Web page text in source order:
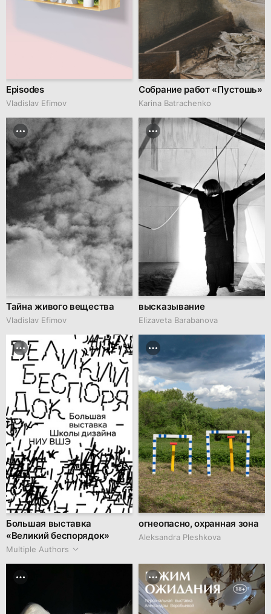
Episodes
Vladislav Efimov
Собрание работ «Пустошь»
Karina Batrachenko
Тайна живого вещества
Vladislav Efimov
высказывание
Elizaveta Barabanova
Большая выставка
«Великий беспорядок»
Multiple Authors
огнеопасно, охранная зона
Aleksandra Pleshkova